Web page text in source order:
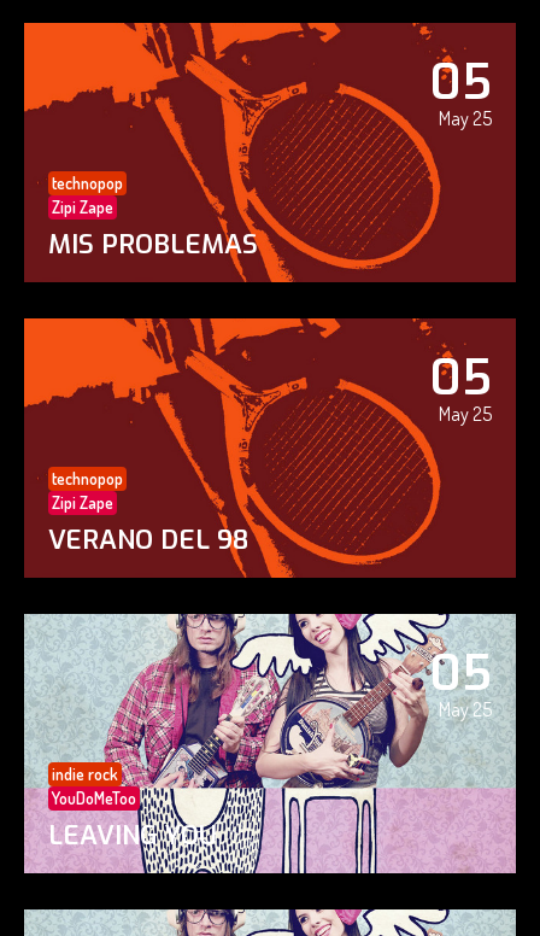
05
May 25
technopop
Zipi Zape
MIS PROBLEMAS
05
May 25
technopop
Zipi Zape
VERANO DEL 98
05
May 25
indie rock
YouDoMeToo
LEAVING YOU